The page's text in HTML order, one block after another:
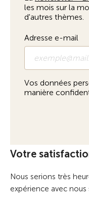
Votre
Nous serions très
expérience avec nous